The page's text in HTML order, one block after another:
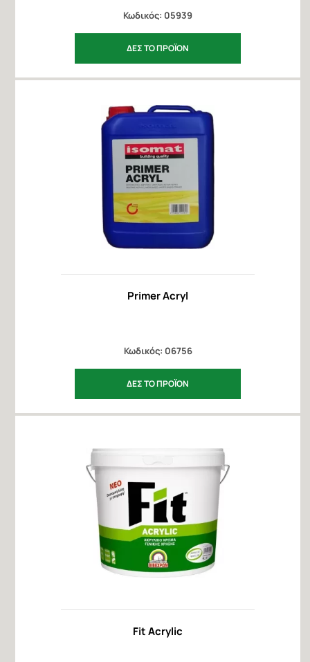
Κωδικός: 05939
ΔΕΣ ΤΟ ΠΡΟΪΟΝ
Primer Acryl
Κωδικός: 06756
ΔΕΣ ΤΟ ΠΡΟΪΟΝ
Fit Acrylic